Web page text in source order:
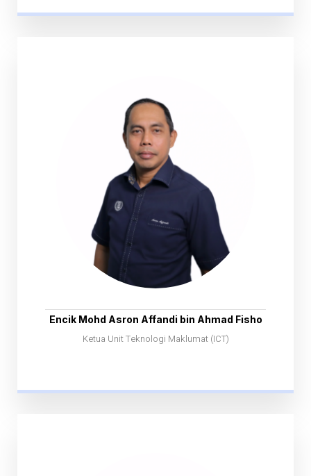
Encik Mohd Asron Affandi bin Ahmad Fisho
Ketua Unit Teknologi Maklumat (ICT)